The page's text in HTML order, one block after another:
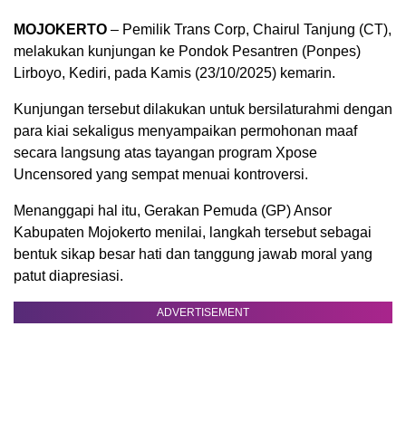
MOJOKERTO – Pemilik Trans Corp, Chairul Tanjung (CT),
melakukan kunjungan ke Pondok Pesantren (Ponpes)
Lirboyo, Kediri, pada Kamis (23/10/2025) kemarin.
Kunjungan tersebut dilakukan untuk bersilaturahmi dengan
para kiai sekaligus menyampaikan permohonan maaf
secara langsung atas tayangan program Xpose
Uncensored yang sempat menuai kontroversi.
Menanggapi hal itu, Gerakan Pemuda (GP) Ansor
Kabupaten Mojokerto menilai, langkah tersebut sebagai
bentuk sikap besar hati dan tanggung jawab moral yang
patut diapresiasi.
ADVERTISEMENT